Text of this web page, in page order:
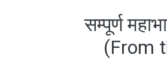
सम्पूर्ण
(From